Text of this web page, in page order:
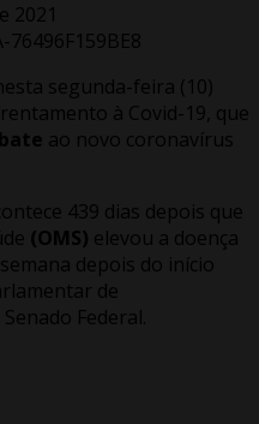
2021
segunda-feira (10)
à Covid-19, que
ao novo coronavírus
439 dias depois que
(OMS) elevou a doença
depois do início
de
Senado Federal.